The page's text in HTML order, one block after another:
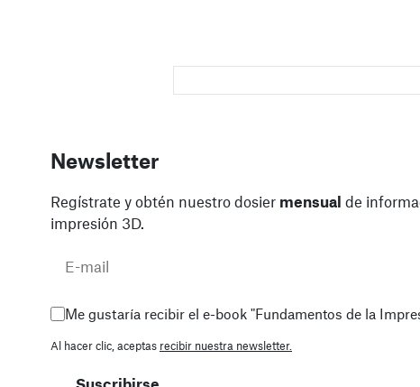
Newsletter
Regístrate y obtén nuestro dosier mensual de
impresión 3D.
Me gustaría recibir el e-book "Fundamentos de la
Al hacer clic, aceptas recibir nuestra newsletter.